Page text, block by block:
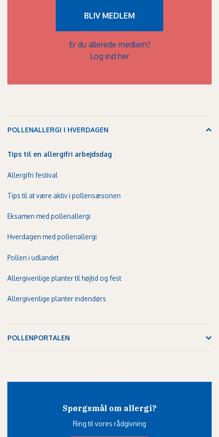
BLIV MEDLEM
Er du allerede medlem?
Log ind her
POLLENALLERGI I HVERDAGEN
Tips til en allergifri arbejdsdag
Allergifri festival
Tips til at være aktiv i pollensæsonen
Eksamen med pollenallergi
Hverdagen med pollenallergi
Pollen i udlandet
Allergivenlige planter til højtid og fest
Allergivenlige planter indendørs
POLLENPORTALEN
Spørgsmål om allergi?
Ring til vores rådgivning